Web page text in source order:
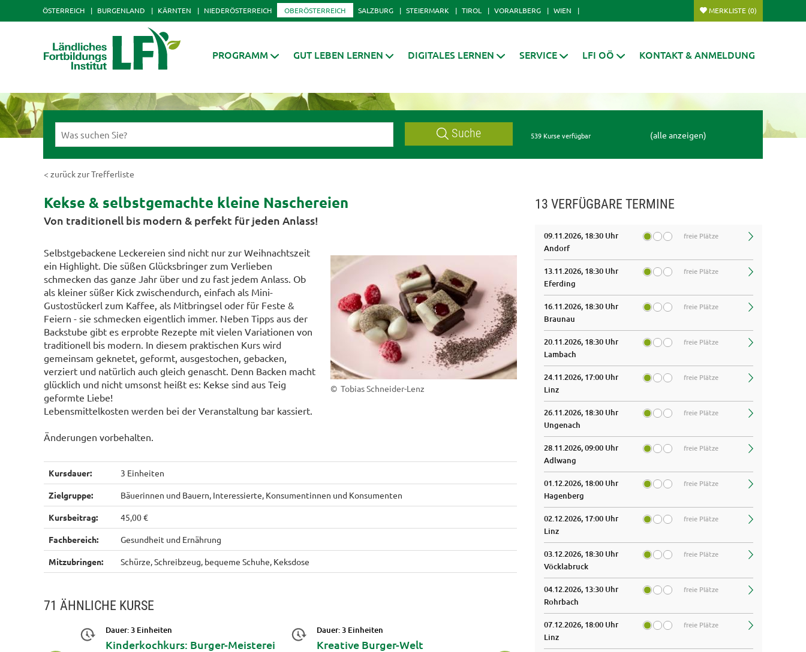
ÖSTERREICH BURGENLAND KÄRNTEN NIEDERÖSTERREICH OBERÖSTERREICH SALZBURG STEIERMARK TIROL VORARLBERG WIEN MERKLISTE (0)
PROGRAMM GUT LEBEN LERNEN DIGITALES LERNEN SERVICE LFI OÖ KONTAKT & ANMELDUNG
Suche 539 Kurse verfügbar (alle anzeigen)
< zurück zur Trefferliste
Kekse & selbstgemachte kleine Naschereien
Von traditionell bis modern & perfekt für jeden Anlass!
© Tobias Schneider-Lenz
Selbstgebackene Leckereien sind nicht nur zur Weihnachtszeit
ein Highlight. Die süßen Glücksbringer zum Verlieben
schmecken das ganze Jahr über und zu fast jedem Anlass. Ob
als kleiner süßer Kick zwischendurch, einfach als Mini-
Gustostückerl zum Kaffee, als Mitbringsel oder für Feste &
Feiern - sie schmecken eigentlich immer. Neben Tipps aus der
Backstube gibt es erprobte Rezepte mit vielen Variationen von
traditionell bis modern. In diesem praktischen Kurs wird
gemeinsam geknetet, geformt, ausgestochen, gebacken,
verziert und natürlich auch gleich genascht. Denn Backen macht
glücklich und nicht umsonst heißt es: Kekse sind aus Teig
geformte Liebe!
Lebensmittelkosten werden bei der Veranstaltung bar kassiert.
Änderungen vorbehalten.
Kursdauer: 3 Einheiten
Zielgruppe: Bäuerinnen und Bauern, Interessierte, Konsumentinnen und Konsumenten
Kursbeitrag: 45,00 €
Fachbereich: Gesundheit und Ernährung
Mitzubringen: Schürze, Schreibzeug, bequeme Schuhe, Keksdose
71 ÄHNLICHE KURSE
Dauer: 3 Einheiten
Kinderkochkurs: Burger-Meisterei
Dauer: 3 Einheiten
Kreative Burger-Welt
Dauer: 3 Einheiten
Gemüse fermentieren
Dauer: 3 Einheiten
13 VERFÜGBARE TERMINE
09.11.2026, 18:30 Uhr freie Plätze
Andorf
13.11.2026, 18:30 Uhr freie Plätze
Eferding
16.11.2026, 18:30 Uhr freie Plätze
Braunau
20.11.2026, 18:30 Uhr freie Plätze
Lambach
24.11.2026, 17:00 Uhr freie Plätze
Linz
26.11.2026, 18:30 Uhr freie Plätze
Ungenach
28.11.2026, 09:00 Uhr freie Plätze
Adlwang
01.12.2026, 18:00 Uhr freie Plätze
Hagenberg
02.12.2026, 17:00 Uhr freie Plätze
Linz
03.12.2026, 18:30 Uhr freie Plätze
Vöcklabruck
04.12.2026, 13:30 Uhr freie Plätze
Rohrbach
07.12.2026, 18:00 Uhr freie Plätze
Linz